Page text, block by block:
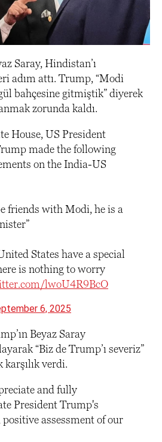
Saray, Hindistan’ı
adım attı. Trump, “Modi
bahçesine gitmiştik” diyerek
zorunda kaldı.
House, US President
made the following
on the India-US
friends with Modi, he is a
States have a special
is nothing to worry
lwoU4R9BcO
6, 2025
Beyaz Saray
“Biz de Trump’ı severiz”
verdi.
and fully
President Trump's
assessment of our